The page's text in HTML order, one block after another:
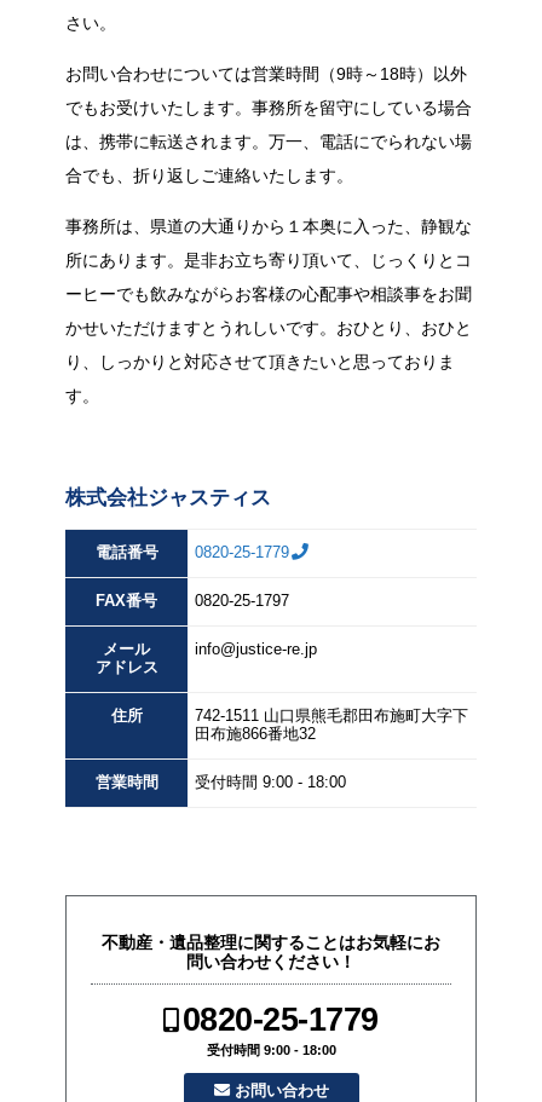
さい。
お問い合わせについては営業時間（9時～18時）以外
でもお受けいたします。事務所を留守にしている場合
は、携帯に転送されます。万一、電話にでられない場
合でも、折り返しご連絡いたします。
事務所は、県道の大通りから１本奥に入った、静観な
所にあります。是非お立ち寄り頂いて、じっくりとコ
ーヒーでも飲みながらお客様の心配事や相談事をお聞
かせいただけますとうれしいです。おひとり、おひと
り、しっかりと対応させて頂きたいと思っておりま
す。
株式会社ジャスティス
電話番号 0820-25-1779
FAX番号 0820-25-1797
メール
アドレス
info@justice-re.jp
住所 742-1511 山口県熊毛郡田布施町大字下
田布施866番地32
営業時間 受付時間 9:00 - 18:00
不動産・遺品整理に関することはお気軽にお
問い合わせください！
0820-25-1779
受付時間 9:00 - 18:00
お問い合わせ